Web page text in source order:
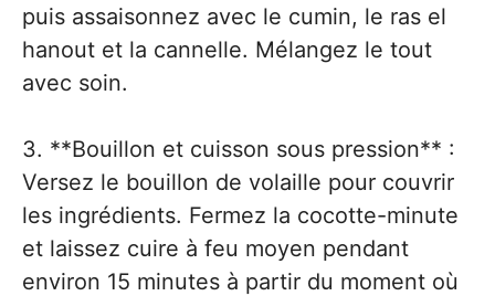
puis assaisonnez avec le cumin, le ras el
hanout et la cannelle. Mélangez le tout
avec soin.
3. **Bouillon et cuisson sous pression** :
Versez le bouillon de volaille pour couvrir
les ingrédients. Fermez la cocotte-minute
et laissez cuire à feu moyen pendant
environ 15 minutes à partir du moment où